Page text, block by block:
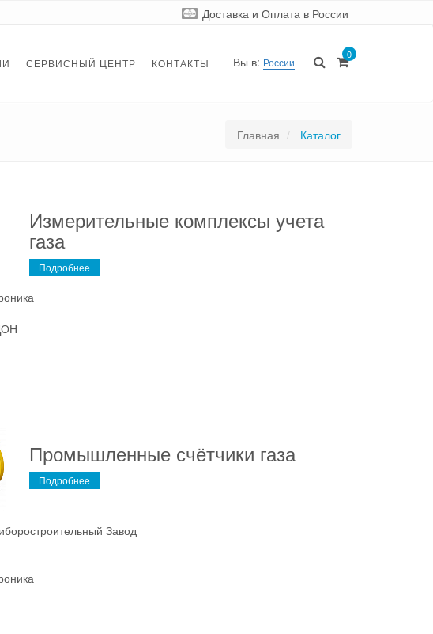
Доставка и Оплата в России
Вы в: России
0
СЕРВИСНЫЙ ЦЕНТР КОНТАКТЫ
Главная Каталог
Измерительные комплексы учета
газа
Подробнее
Промышленные счётчики газа
Подробнее
Завод